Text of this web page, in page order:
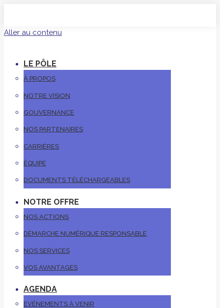
Aller au contenu
LE PÔLE
À PROPOS
NOTRE VISION
GOUVERNANCE
NOS PARTENAIRES
CARRIÈRES
ÉQUIPE
DOCUMENTS TÉLÉCHARGEABLES
NOTRE OFFRE
NOS ACTIONS
DÉMARCHE NUMÉRIQUE RESPONSABLE
NOS SERVICES
VOS AVANTAGES
AGENDA
EVÉNEMENTS À VENIR